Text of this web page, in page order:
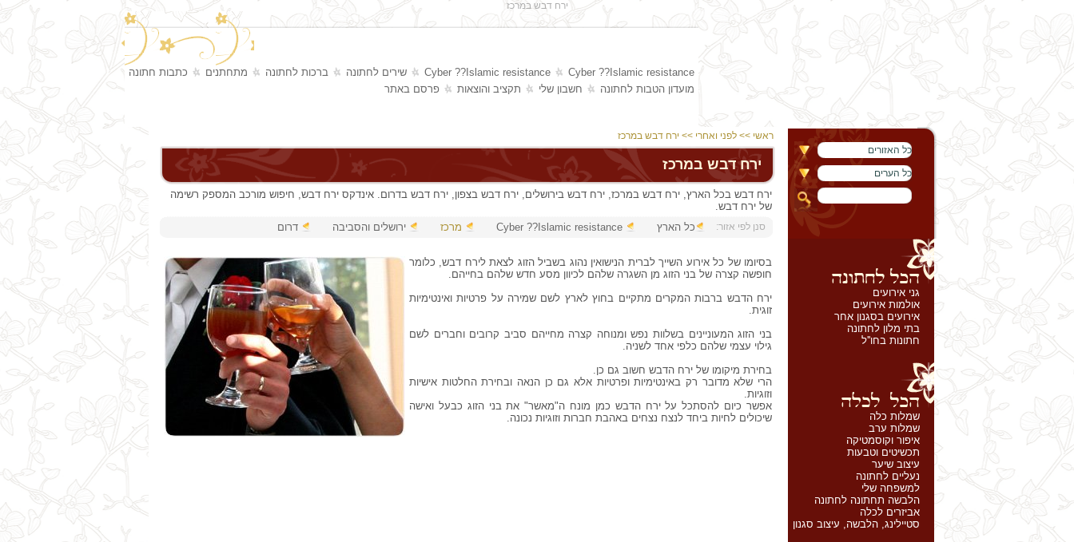
ירח דבש במרכז
Cyber ??Islamic resistance
Cyber ??Islamic resistance שירים לחתונה ברכות לחתונה מתחתנים
כתבות חתונה
מועדון הטבות לחתונה
חשבון שלי תקציב והוצאות פרסם באתר
ראשי >> לפני ואחרי >> ירח דבש במרכז
ירח דבש במרכז
ירח דבש בכל הארץ, ירח דבש במרכז, ירח דבש בירושלים, ירח דבש בצפון, ירח דבש בדרום. אינדקס ירח דבש, חיפוש מורכב המספק רשימה
של ירח דבש.
כל הארץ
Cyber ??Islamic resistance מרכז ירושלים והסביבה דרום
בסיומו של כל אירוע השייך לברית הנישואין נהוג בשביל הזוג לצאת לירח דבש, כלומר
חופשה קצרה של בני הזוג מן השגרה שלהם לכיוון מסע חדש שלהם בחייהם.
ירח הדבש ברבות המקרים מתקיים בחוץ לארץ לשם שמירה על פרטיות ואינטימיות
זוגית.
בני הזוג המעוניינים בשלוות נפש ומנוחה קצרה מחייהם סביב קרובים וחברים לשם
גילוי עצמי שלהם כלפי אחד לשניה.
בחירת מיקומו של ירח הדבש חשוב גם כן.
הרי שלא מדובר רק באינטימיות ופרטיות אלא גם כן הנאה ובחירת החלטות אישיות
וזוגיות.
אפשר כיום להסתכל על ירח הדבש כמן מונח ה"מאשר" את בני הזוג כבעל ואישה
שיכולים לחיות ביחד לנצח נצחים באהבת חברות וזוגיות נכונה.
כל האזורים
כל הערים
גני אירועים
אולמות אירועים
אירועים בסגנון אחר
בתי מלון לחתונה
חתונות בחו''ל
שמלות כלה
שמלות ערב
איפור וקוסמטיקה
תכשיטים וטבעות
עיצוב שיער
נעליים לחתונה
למשפחה שלי
הלבשה תחתונה לחתונה
אביזרים לכלה
סטיילינג, הלבשה, עיצוב סגנון